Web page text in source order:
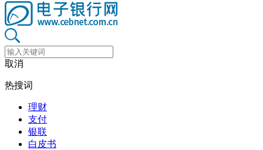
取消
热搜词
理财
支付
银联
白皮书